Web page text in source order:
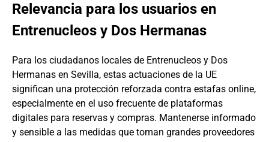
Relevancia para los usuarios en
Entrenucleos y Dos Hermanas
Para los ciudadanos locales de Entrenucleos y Dos
Hermanas en Sevilla, estas actuaciones de la UE
significan una protección reforzada contra estafas online,
especialmente en el uso frecuente de plataformas
digitales para reservas y compras. Mantenerse informado
y sensible a las medidas que toman grandes proveedores